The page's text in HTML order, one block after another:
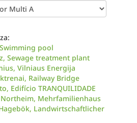
pool
Sewage treatment plant
Vilniaus Energija
Railway Bridge
Edifício TRANQUILIDADE
Mehrfamilienhaus
Landwirtschaftlicher